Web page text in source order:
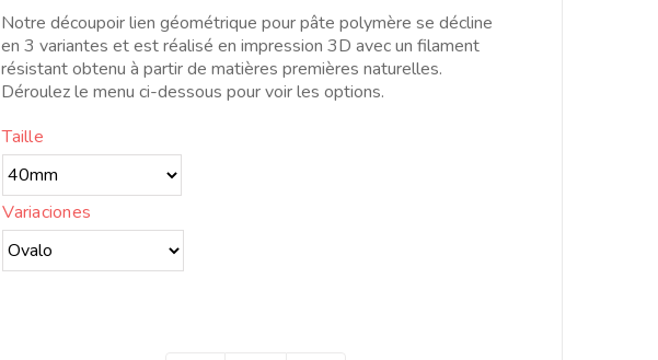
5.00€
à
15.00€
Notre découpoir lien géométrique pour pâte polymère se décline
en 3 variantes et est réalisé en impression 3D avec un filament
résistant obtenu à partir de matières premières naturelles.
Déroulez le menu ci-dessous pour voir les options.
Taille
Variaciones